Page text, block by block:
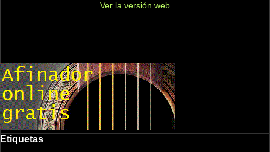
Ver la versión web
Etiquetas